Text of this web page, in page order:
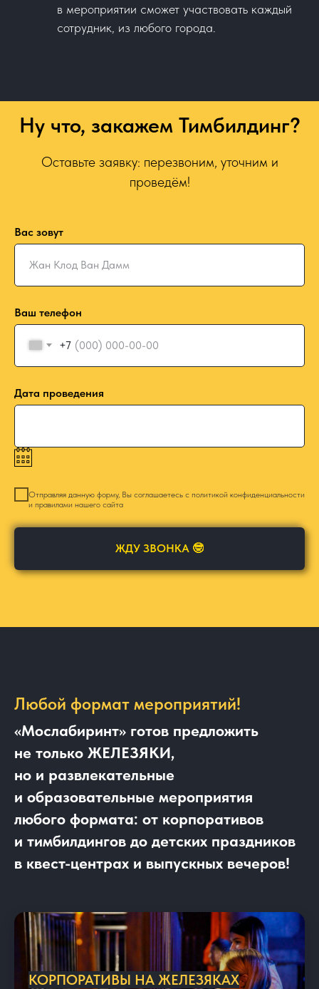
в мероприятии сможет участвовать каждый
сотрудник, из любого города.
Ну что, закажем Тимбилдинг?
Оставьте заявку: перезвоним, уточним и
проведём!
Вас зовут
Ваш телефон
+7
Дата проведения
Отправляя данную форму, Вы соглашаетесь с политикой конфиденциальности
и правилами нашего сайта
ЖДУ ЗВОНКА 🤓
Любой формат мероприятий!
«Мослабиринт» готов предложить
не только ЖЕЛЕЗЯКИ,
но и развлекательные
и образовательные мероприятия
любого формата: от корпоративов
и тимбилдингов до детских праздников
в квест-центрах и выпускных вечеров!
КОРПОРАТИВЫ НА ЖЕЛЕЗЯКАХ